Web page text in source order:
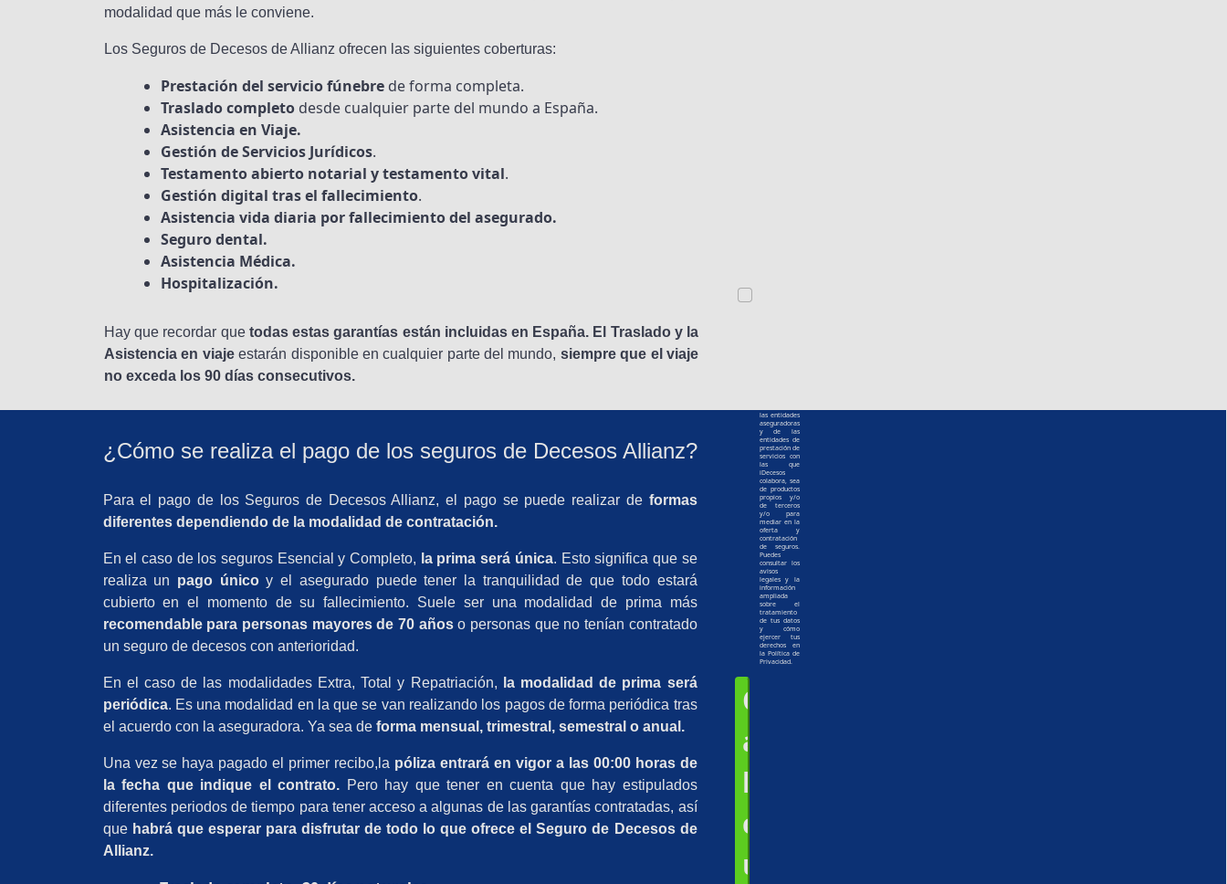
las entidades
aseguradoras
y de las
entidades de
prestación de
servicios con
las que
iDecesos
colabora, sea
de productos
propios y/o
de terceros
y/o para
mediar en la
oferta y
contratación
de seguros.
Puedes
consultar los
avisos
legalesy la
información
ampliada
sobre el
tratamiento
de tus datos
y cómo
ejercer tus
derechos en
la Política de
Privacidad.
C
a
l
c
u
modalidad que más le conviene.
Los Seguros de Decesos de Allianz ofrecen las siguientes coberturas:
Prestación del servicio fúnebre de forma completa.
Traslado completo desde cualquier parte del mundo a España.
Asistencia en Viaje.
Gestión de Servicios Jurídicos.
Testamento abierto notarial y testamento vital.
Gestión digital tras el fallecimiento.
Asistencia vida diaria por fallecimiento del asegurado.
Seguro dental.
Asistencia Médica.
Hospitalización.
Hay que recordar que todas estas garantías están incluidas en España. El Traslado y la
Asistencia en viajeestarán disponible en cualquier parte del mundo, siempre que el viaje
no exceda los 90 días consecutivos.
¿Cómo se realiza el pago de los seguros de Decesos Allianz?
Para el pago de los Seguros de Decesos Allianz, el pago se puede realizar de formas
diferentes dependiendo de la modalidad de contratación.
En el caso de los seguros Esencial y Completo, la prima será única. Esto significa que se
realiza un pago únicoy el asegurado puede tener la tranquilidad de que todo estará
cubierto en el momento de su fallecimiento. Suele ser una modalidad de prima más
recomendable para personas mayores de 70 añoso personas que no tenían contratado
un seguro de decesos con anterioridad.
En el caso de las modalidades Extra, Total y Repatriación,
la modalidad de prima será
periódica. Es una modalidad en la que se van realizando los pagos de forma periódica tras
el acuerdo con la aseguradora. Ya sea de forma mensual, trimestral, semestral o anual.
Una vez se haya pagado el primer recibo,la póliza entrará en vigor a las 00:00 horas de
la fecha que indique el contrato. Pero hay que tener en cuenta que hay estipulados
diferentes periodos de tiempo para tener acceso a algunas de las garantías contratadas, así
que habrá que esperar para disfrutar de todo lo que ofrece el Seguro de Decesos de
Allianz.